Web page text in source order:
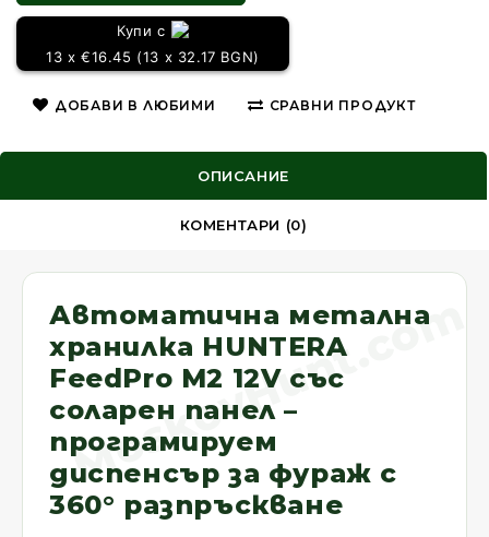
Купи с
13 x €16.45 (13 x 32.17 BGN)
ДОБАВИ В ЛЮБИМИ СРАВНИ ПРОДУКТ
ОПИСАНИЕ
КОМЕНТАРИ (0)
Автоматична метална
хранилка HUNTERA
FeedPro M2 12V със
соларен панел –
програмируем
диспенсър за фураж с
360° разпръскване